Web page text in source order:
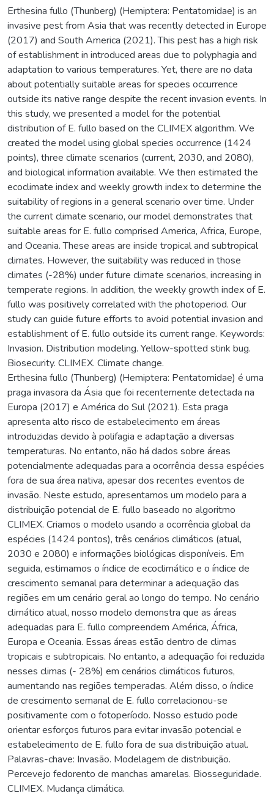
Erthesina fullo (Thunberg) (Hemiptera: Pentatomidae) is an
invasive pest from Asia that was recently detected in Europe
(2017) and South America (2021). This pest has a high risk
of establishment in introduced areas due to polyphagia and
adaptation to various temperatures. Yet, there are no data
about potentially suitable areas for species occurrence
outside its native range despite the recent invasion events. In
this study, we presented a model for the potential
distribution of E. fullo based on the CLIMEX algorithm. We
created the model using global species occurrence (1424
points), three climate scenarios (current, 2030, and 2080),
and biological information available. We then estimated the
ecoclimate index and weekly growth index to determine the
suitability of regions in a general scenario over time. Under
the current climate scenario, our model demonstrates that
suitable areas for E. fullo comprised America, Africa, Europe,
and Oceania. These areas are inside tropical and subtropical
climates. However, the suitability was reduced in those
climates (-28%) under future climate scenarios, increasing in
temperate regions. In addition, the weekly growth index of E.
fullo was positively correlated with the photoperiod. Our
study can guide future efforts to avoid potential invasion and
establishment of E. fullo outside its current range. Keywords:
Invasion. Distribution modeling. Yellow-spotted stink bug.
Biosecurity. CLIMEX. Climate change.
Erthesina fullo (Thunberg) (Hemiptera: Pentatomidae) é uma
praga invasora da Ásia que foi recentemente detectada na
Europa (2017) e América do Sul (2021). Esta praga
apresenta alto risco de estabelecimento em áreas
introduzidas devido à polifagia e adaptação a diversas
temperaturas. No entanto, não há dados sobre áreas
potencialmente adequadas para a ocorrência dessa espécies
fora de sua área nativa, apesar dos recentes eventos de
invasão. Neste estudo, apresentamos um modelo para a
distribuição potencial de E. fullo baseado no algoritmo
CLIMEX. Criamos o modelo usando a ocorrência global da
espécies (1424 pontos), três cenários climáticos (atual,
2030 e 2080) e informações biológicas disponíveis. Em
seguida, estimamos o índice de ecoclimático e o índice de
crescimento semanal para determinar a adequação das
regiões em um cenário geral ao longo do tempo. No cenário
climático atual, nosso modelo demonstra que as áreas
adequadas para E. fullo compreendem América, África,
Europa e Oceania. Essas áreas estão dentro de climas
tropicais e subtropicais. No entanto, a adequação foi reduzida
nesses climas (- 28%) em cenários climáticos futuros,
aumentando nas regiões temperadas. Além disso, o índice
de crescimento semanal de E. fullo correlacionou-se
positivamente com o fotoperíodo. Nosso estudo pode
orientar esforços futuros para evitar invasão potencial e
estabelecimento de E. fullo fora de sua distribuição atual.
Palavras-chave: Invasão. Modelagem de distribuição.
Percevejo fedorento de manchas amarelas. Biosseguridade.
CLIMEX. Mudança climática.